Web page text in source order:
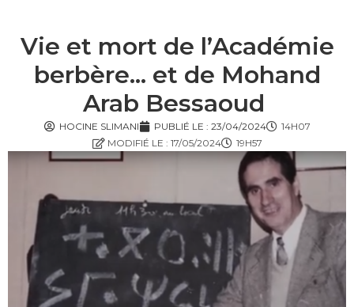
Vie et mort de l’Académie
berbère… et de Mohand
Arab Bessaoud
HOCINE SLIMANI PUBLIÉ LE : 23/04/2024
14H07
MODIFIÉ LE : 17/05/2024
19H57